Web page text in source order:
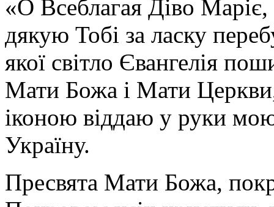
«О Всеблагая Діво
дякую Тобі за ласку
якої світло Євангелія
Мати Божа і Мати
іконою віддаю у руки
Україну.
Пресвята Мати Божа,